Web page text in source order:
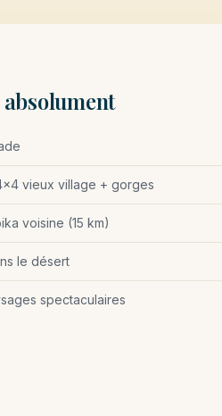
vieux village + gorges
voisine (15 km)
le désert
spectaculaires